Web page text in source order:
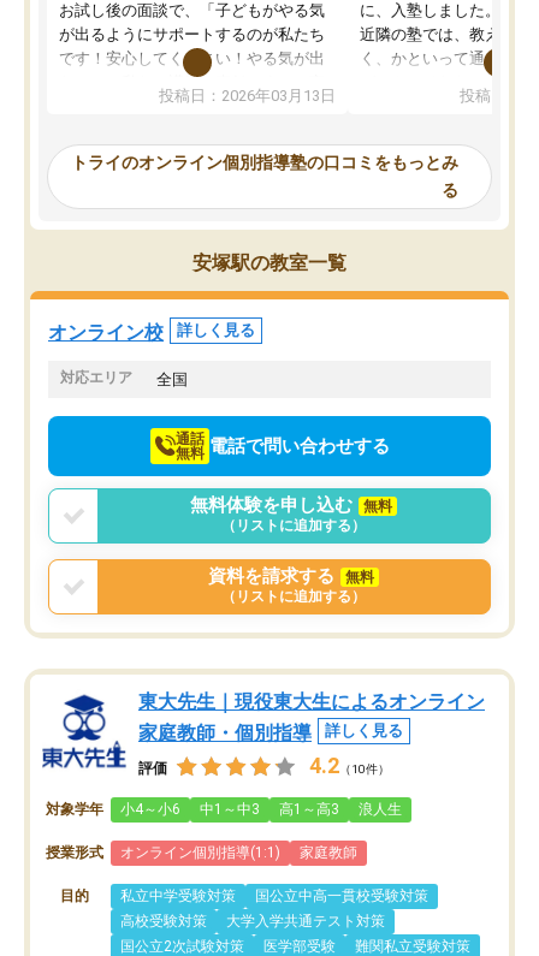
お試し後の面談で、「子どもがやる気
が出るようにサポートするのが私たち
です！安心してください！やる気が出
ないのは私たち講師の責任です」と言
ってくださり、確かに！と考えて、思
ったんですが、学生の先生から学ぶこ
み、徐々に成績が上がったらいいなと
思っていました。何が今足りないのか
を的確に指導いただき、子どももびっ
くりするほど楽しんでやる気を持って
塾を受けています。狙い通り、少しず
つ成績も上がり、苦手意識も無くなっ
てきたので、さらに苦手な数学も追加
でお願いしました。来年の高校受験に
投稿日：2026年03月13日
に、入塾しました。田舎
近隣の塾では、教えても
く、かといって通うには
可能なので本当に助か
らないところをピンポイ
頂いて、とてもわかり
していました。一生を
スト、多少お金がかかっ
投稿日：
トライのオンライン個別指導塾の口コミをもっとみ
る
安塚駅の教室一覧
オンライン校 詳しく見る
対応エリア 全国
通話
無料 電話で問い合わせする
無料体験を申し込む
無料
（リストに追加する）
資料を請求する
無料
（リストに追加する）
東大先生｜現役東大生によるオンライン
家庭教師・個別指導
詳しく見る
評価 4.2 （10件）
対象学年 小4～小6 中1～中3 高1～高3 浪人生
授業形式 オンライン個別指導(1:1) 家庭教師
目的 私立中学受験対策
国公立中高一貫校受験対策
高校受験対策
大学入学共通テスト対策
国公立2次試験対策
医学部受験
難関私立受験対策